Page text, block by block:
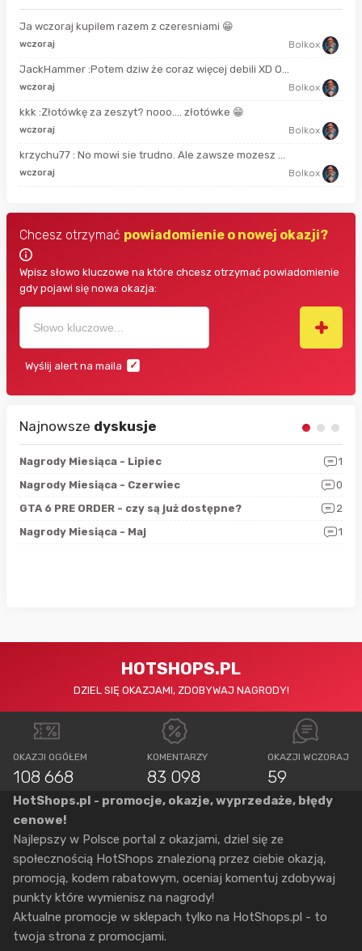
Ja wczoraj kupilem razem z czeresniami 😁
wczoraj Bolkox
JackHammer :Potem dziw że coraz więcej debili XD O...
wczoraj Bolkox
kkk :Złotówkę za zeszyt? nooo…. złotówke 😁
wczoraj Bolkox
krzychu77 : No mowi sie trudno. Ale zawsze mozesz ...
wczoraj Bolkox
Chcesz otrzymać powiadomienie o nowej okazji?
Wpisz słowo kluczowe na które chcesz otrzymać powiadomienie
gdy pojawi się nowa okazja:
Wyślij alert na maila
Najnowsze dyskusje
Nagrody Miesiąca - Lipiec
1
Nagrody Miesiąca - Czerwiec
0
GTA 6 PRE ORDER - czy są już dostępne?
2
Nagrody Miesiąca - Maj
1
HOTSHOPS.PL
DZIEL SIĘ OKAZJAMI, ZDOBYWAJ NAGRODY!
OKAZJI OGÓŁEM
108 668
KOMENTARZY
83 098
OKAZJI WCZORAJ
59
HotShops.pl - promocje, okazje, wyprzedaże, błędy
cenowe!
Najlepszy w Polsce portal z okazjami, dziel się ze
społecznością HotShops znalezioną przez ciebie okazją,
promocją, kodem rabatowym, oceniaj komentuj zdobywaj
punkty które wymienisz na nagrody!
Aktualne promocje w sklepach tylko na HotShops.pl - to
twoja strona z promocjami.